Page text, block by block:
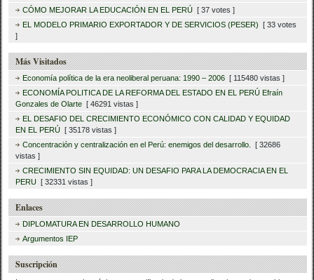
CÓMO MEJORAR LA EDUCACIÓN EN EL PERÚ [ 37 votes ]
EL MODELO PRIMARIO EXPORTADOR Y DE SERVICIOS (PESER) [ 33 votes
]
Más Visitados
Economía política de la era neoliberal peruana: 1990 – 2006 [ 115480 vistas ]
ECONOMÍA POLITICA DE LA REFORMA DEL ESTADO EN EL PERÚ Efraín
Gonzales de Olarte [ 46291 vistas ]
EL DESAFIO DEL CRECIMIENTO ECONÓMICO CON CALIDAD Y EQUIDAD
EN EL PERÚ [ 35178 vistas ]
Concentración y centralización en el Perú: enemigos del desarrollo.
[ 32686
vistas ]
CRECIMIENTO SIN EQUIDAD: UN DESAFIO PARA LA DEMOCRACIA EN EL
PERU [ 32331 vistas ]
Enlaces
DIPLOMATURA EN DESARROLLO HUMANO
Argumentos IEP
Suscripción